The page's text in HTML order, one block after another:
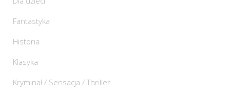
Fantastyka
Historia
Klasyka
Kryminał / Sensacja / Thriller